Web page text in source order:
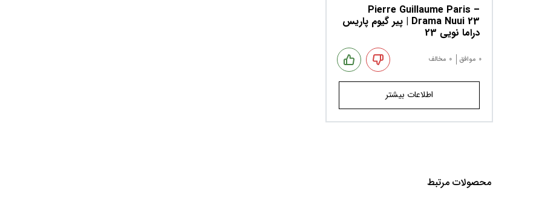
Pierre Guillaume Paris –
Drama Nuui 23 | پیر گیوم پاریس
دراما نویی 23
0 موافق 0 مخالف
اطلاعات بیشتر
محصولات مرتبط